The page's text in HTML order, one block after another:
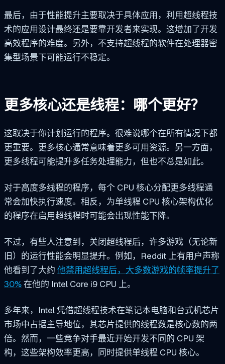
最后，由于性能提升主要取决于具体应用，利用超线程技
术的应用设计最终还是要靠开发者来实现。这增加了开发
高效程序的难度。另外，不支持超线程的软件在处理器密
集型场景下可能运行不稳定。
更多核心还是线程：哪个更好？
这取决于你计划运行的程序。很难说哪个在所有情况下都
更重要。更多核心通常意味着更多可用资源。另一方面，
更多线程可能提升多任务处理能力，但也不总是如此。
对于高度多线程的程序，每个 CPU 核心分配更多线程通
常会加快执行速度。相反，为单线程 CPU 核心架构优化
的程序在启用超线程时可能会出现性能下降。
不过，有些人注意到，关闭超线程后，许多游戏（无论新
旧）的运行性能会明显提升。例如，Reddit 上有用户声称
他看到了大约 他禁用超线程后，大多数游戏的帧率提升了
30%在他的 Intel Core i9 CPU 上。
多年来，Intel 凭借超线程技术在笔记本电脑和台式机芯片
市场中占据主导地位，其芯片提供的线程数是核心数的两
倍。然而，一些竞争对手最近开始开发不同的 CPU 架
构，这些架构效率更高，同时提供单线程 CPU 核心。